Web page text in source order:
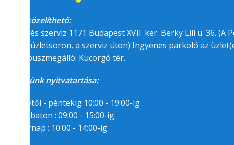
Segítségre van
Megközelíthető:
üzlet és szerviz 1171 Budapest XVII. ker. Berky Lili u. 36. (A
felőli üzletsoron, a szerviz úton) Ingyenes parkoló az
BKK buszmegálló: Kucorgó tér.
Üzletünk nyitvatartása:
Hétfőtől - péntekig 10:00 - 19:00-ig
Szombaton : 09:00 - 15:00-ig
Vasárnap : 10:00 - 14:00-ig